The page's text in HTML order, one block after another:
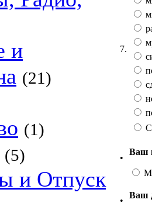
и
(21)
(1)
(5)
и Отпуск
7.
•
Ваш
•
Ваш